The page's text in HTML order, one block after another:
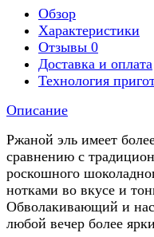
Обзор
Характеристики
Отзывы 0
Доставка и оплата
Технология
Описание
Ржаной эль имеет
сравнению с
роскошного
нотками во вкусе и
Обволакивающий и
любой вечер более